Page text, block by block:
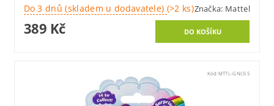
Do 3 dnů (skladem u dodavatele) (>2 ks)Značka: Mattel
389 Kč
Kód:MTTL-GNC65